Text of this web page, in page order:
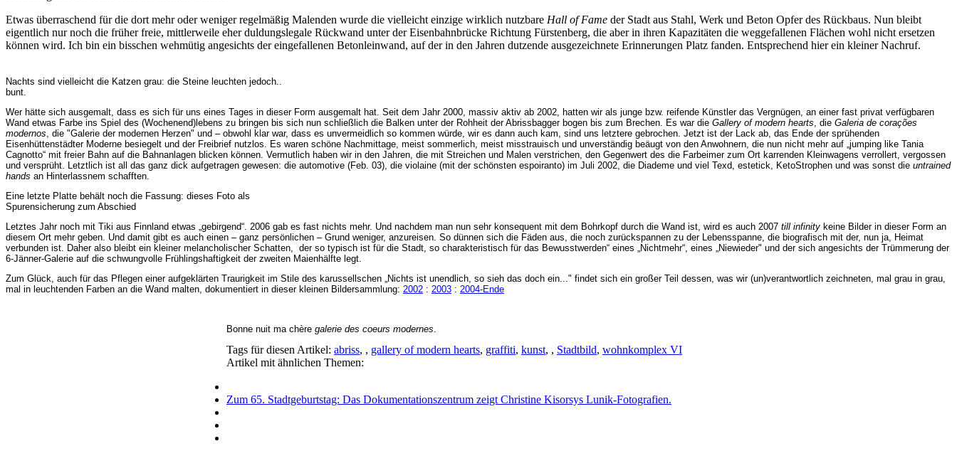
Etwas überraschend für die dort mehr oder weniger regelmäßig Malenden wurde die vielleicht einzige wirklich nutzbare Hall of Fame der Stadt aus Stahl, Werk und Beton Opfer des Rückbaus. Nun bleibt
eigentlich nur noch die früher freie, mittlerweile eher duldungslegale Rückwand unter der Eisenbahnbrücke Richtung Fürstenberg, die aber in ihren Kapazitäten die weggefallenen Flächen wohl nicht ersetzen
können wird. Ich bin ein bisschen wehmütig angesichts der eingefallenen Betonleinwand, auf der in den Jahren dutzende ausgezeichnete Erinnerungen Platz fanden. Entsprechend hier ein kleiner Nachruf.
Nachts sind vielleicht die Katzen grau: die Steine leuchten jedoch..
bunt.
Wer hätte sich ausgemalt, dass es sich für uns eines Tages in dieser Form ausgemalt hat. Seit dem Jahr 2000, massiv aktiv ab 2002, hatten wir als junge bzw. reifende Künstler das Vergnügen, an einer fast privat verfügbaren
Wand etwas Farbe ins Spiel des (Wochenend)lebens zu bringen bis sich nun schließlich die Balken unter der Rohheit der Abrissbagger bogen bis zum Brechen. Es war die Gallery of modern hearts, die Galeria de corações
modernos, die "Galerie der modernen Herzen" und – obwohl klar war, dass es unvermeidlich so kommen würde, wir es dann auch kam, sind uns letztere gebrochen. Jetzt ist der Lack ab, das Ende der sprühenden
Eisenhüttenstädter Moderne besiegelt und der Freibrief nutzlos. Es waren schöne Nachmittage, meist sommerlich, meist misstrauisch und unverständig beäugt von den Anwohnern, die nun nicht mehr auf „jumping like Tania
Cagnotto“ mit freier Bahn auf die Bahnanlagen blicken können. Vermutlich haben wir in den Jahren, die mit Streichen und Malen verstrichen, den Gegenwert des die Farbeimer zum Ort karrenden Kleinwagens verrollert, vergossen
und versprüht. Letztlich ist all das ganz dick aufgetragen gewesen: die automotive (Feb. 03), die violaine (mit der schönsten espoiranto) im Juli 2002, die Diademe und viel Texd, estetick, KetoStrophen und was sonst die untrained
hands an Hinterlassnem schafften.
Eine letzte Platte behält noch die Fassung: dieses Foto als
Spurensicherung zum Abschied
Letztes Jahr noch mit Tiki aus Finnland etwas „gebirgend“. 2006 gab es fast nichts mehr. Und nachdem man nun sehr konsequent mit dem Bohrkopf durch die Wand ist, wird es auch 2007 till infinity keine Bilder in dieser Form an
diesem Ort mehr geben. Und damit gibt es auch einen – ganz persönlichen – Grund weniger, anzureisen. So dünnen sich die Fäden aus, die noch zurückspannen zu der Lebensspanne, die biografisch mit der, nun ja, Heimat
verbunden ist. Daher also bleibt ein kleiner melancholischer Schatten, der so typisch ist für die Stadt, so charakteristisch für das Bewusstwerden“ eines „Nichtmehr“, eines „Niewieder" und der sich angesichts der Trümmerung der
6-Jänner-Galerie auf die schwungvolle Frühlingshaftigkeit der zweiten Maienhälfte legt.
Zum Glück, auch für das Pflegen einer aufgeklärten Traurigkeit im Stile des karussellschen „Nichts ist unendlich, so sieh das doch ein..." findet sich ein großer Teil dessen, was wir (un)verantwortlich zeichneten, mal grau in grau,
mal in leuchtenden Farben an die Wand malten, dokumentiert in dieser kleinen Bildersammlung: 2002 : 2003 : 2004-Ende
Bonne nuit ma chère galerie des coeurs modernes.
Tags für diesen Artikel: abriss, , gallery of modern hearts, graffiti, kunst, , Stadtbild, wohnkomplex VI
Artikel mit ähnlichen Themen:
Zum 65. Stadtgeburtstag: Das Dokumentationszentrum zeigt Christine Kisorsys Lunik-Fotografien.